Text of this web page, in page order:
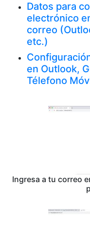
Datos para
electrónico
correo
etc.)
en Outlook,
Télefono
Ingresa a tu correo